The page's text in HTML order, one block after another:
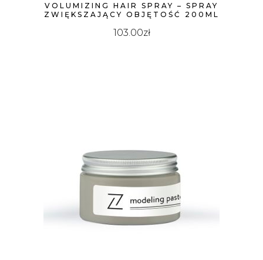
VOLUMIZING HAIR SPRAY – SPRAY
ZWIĘKSZAJĄCY OBJĘTOŚĆ 200ML
103.00zł